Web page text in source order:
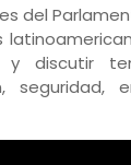
del
y discutir
seguridad,